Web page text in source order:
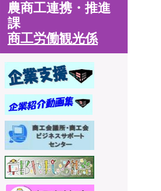
農商工連携・推進
課
商工労働観光係